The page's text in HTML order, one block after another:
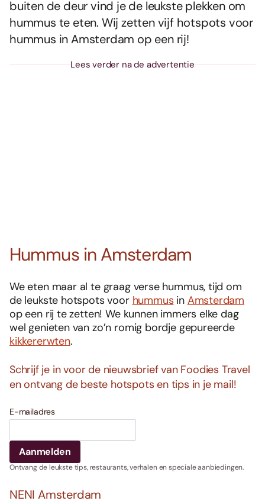
buiten de deur vind je de leukste plekken om
hummus te eten. Wij zetten vijf hotspots voor
hummus in Amsterdam op een rij!
Lees verder na de advertentie
Hummus in Amsterdam
We eten maar al te graag verse hummus, tijd om
de leukste hotspots voor hummus in Amsterdam
op een rij te zetten! We kunnen immers elke dag
wel genieten van zo’n romig bordje gepureerde
kikkererwten.
Schrijf je in voor de nieuwsbrief van Foodies Travel
en ontvang de beste hotspots en tips in je mail!
E-mailadres
Ontvang de leukste tips, restaurants, verhalen en speciale aanbiedingen.
NENI Amsterdam